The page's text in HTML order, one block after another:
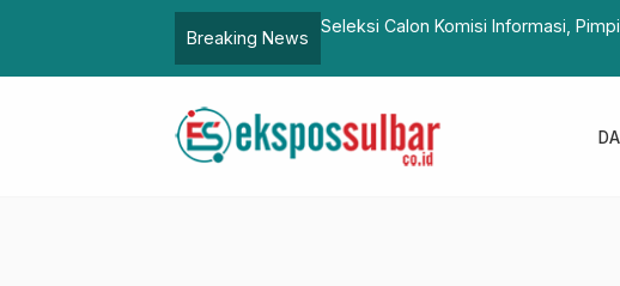
Breaking News
Seleksi Calon Komisi Informasi, Pimpinan KI